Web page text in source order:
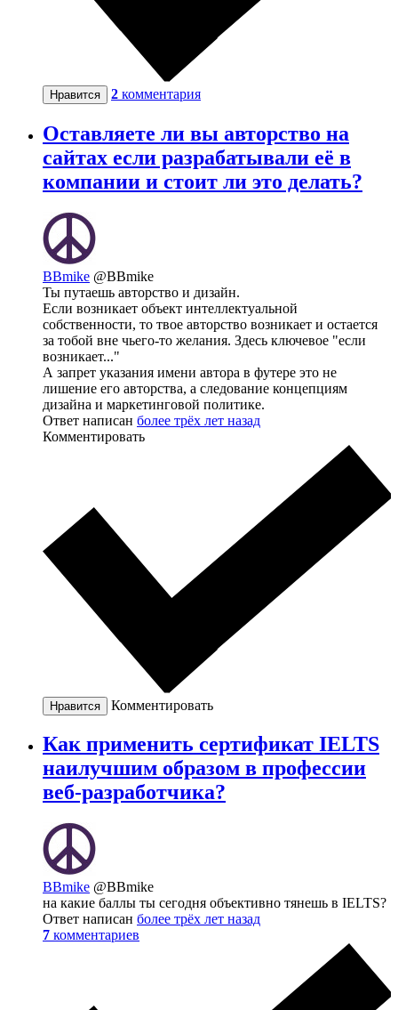
Нравится 2 комментария
Оставляете ли вы авторство на
сайтах если разрабатывали её в
компании и стоит ли это делать?
BBmike @BBmike
Ты путаешь авторство и дизайн.
Если возникает объект интеллектуальной
собственности, то твое авторство возникает и остается
за тобой вне чьего-то желания. Здесь ключевое "если
возникает..."
А запрет указания имени автора в футере это не
лишение его авторства, а следование концепциям
дизайна и маркетинговой политике.
Ответ написан более трёх лет назад
Комментировать
Нравится Комментировать
Как применить сертификат IELTS
наилучшим образом в профессии
веб-разработчика?
BBmike @BBmike
на какие баллы ты сегодня объективно тянешь в IELTS?
Ответ написан более трёх лет назад
7 комментариев